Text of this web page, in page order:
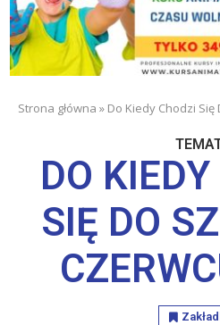
Strona główna » Do Kiedy Chodzi Się
DO
SIĘ DO